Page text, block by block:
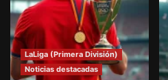
LaLiga (Primera División)
Noticias destacadas